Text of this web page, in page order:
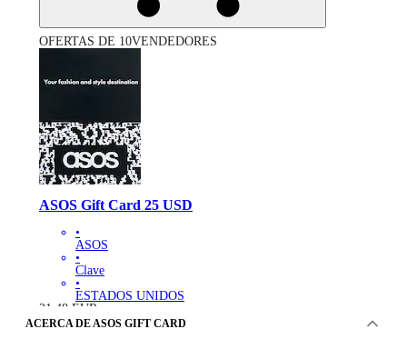
OFERTAS DE 10VENDEDORES
ASOS Gift Card 25 USD
•
ASOS
•
Clave
•
ESTADOS UNIDOS
21.48 EUR
ACERCA DE ASOS GIFT CARD